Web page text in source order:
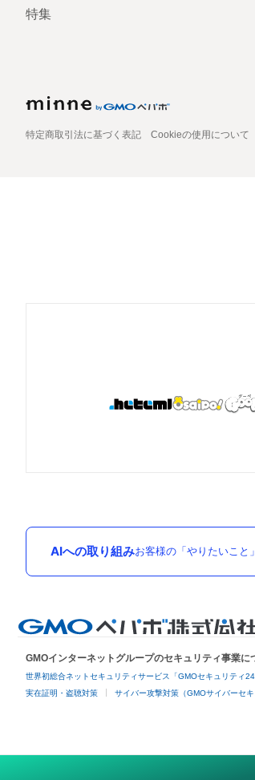
特集
特定商取引法に基づく表記 Cookieの使用について
AIへの取り組みお客様の「やりたいこと
GMOインターネットグループのセキュリティ事業に
世界初総合ネットセキュリティサービス「GMOセキュリティ24
実在証明・盗聴対策 サイバー攻撃対策（GMOサイバーセキ